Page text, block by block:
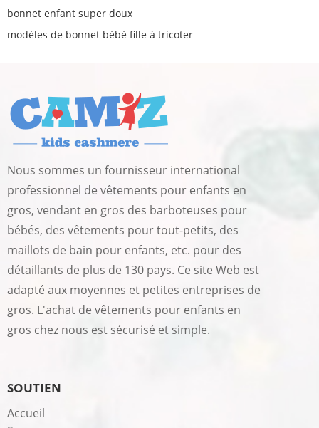
bonnet enfant super doux
modèles de bonnet bébé fille à tricoter
Nous sommes un fournisseur international
professionnel de vêtements pour enfants en
gros, vendant en gros des barboteuses pour
bébés, des vêtements pour tout-petits, des
maillots de bain pour enfants, etc. pour des
détaillants de plus de 130 pays. Ce site Web est
adapté aux moyennes et petites entreprises de
gros. L'achat de vêtements pour enfants en
gros chez nous est sécurisé et simple.
SOUTIEN
Accueil